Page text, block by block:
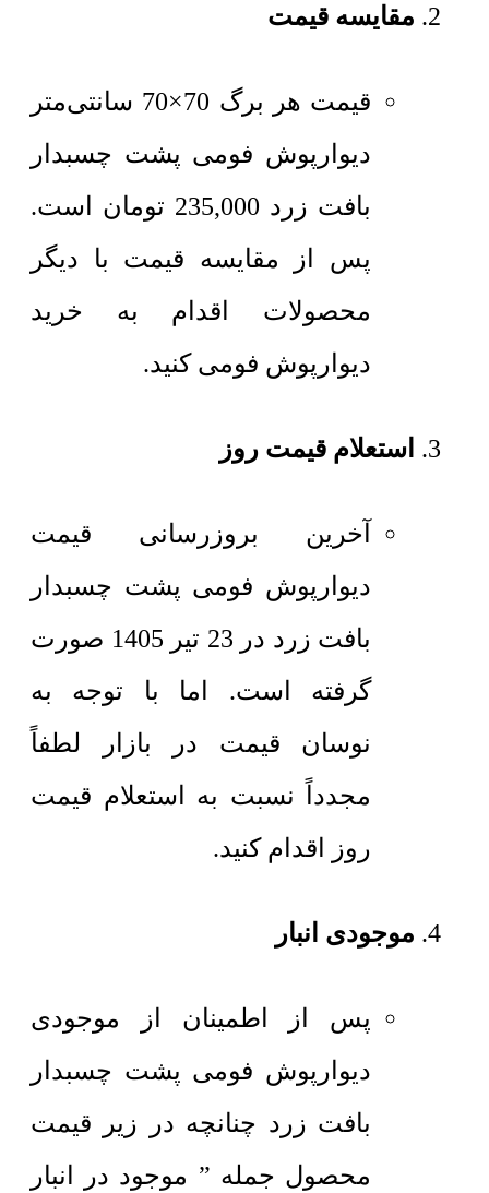
مقایسه قیمت
قیمت هر برگ 70×70 سانتی‌متر
دیوارپوش فومی پشت چسبدار
بافت زرد 235,000 تومان است.
پس از مقایسه قیمت با دیگر
محصولات اقدام به خرید
دیوارپوش فومی کنید.
استعلام قیمت روز
آخرین بروزرسانی قیمت
دیوارپوش فومی پشت چسبدار
بافت زرد در 23 تیر 1405 صورت
گرفته است. اما با توجه به
نوسان قیمت در بازار لطفاً
مجدداً نسبت به استعلام قیمت
روز اقدام کنید.
موجودی انبار
پس از اطمینان از موجودی
دیوارپوش فومی پشت چسبدار
بافت زرد چنانچه در زیر قیمت
محصول جمله ” موجود در انبار